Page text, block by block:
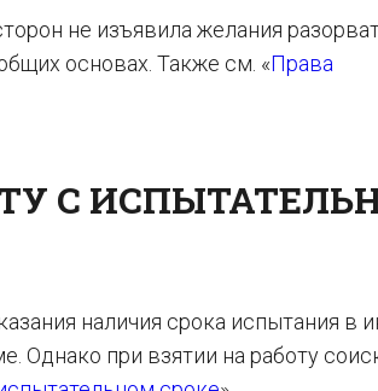
не изъявила желания
основах. Также см. «Права
С
наличия срока испытания в
Однако при взятии на работу